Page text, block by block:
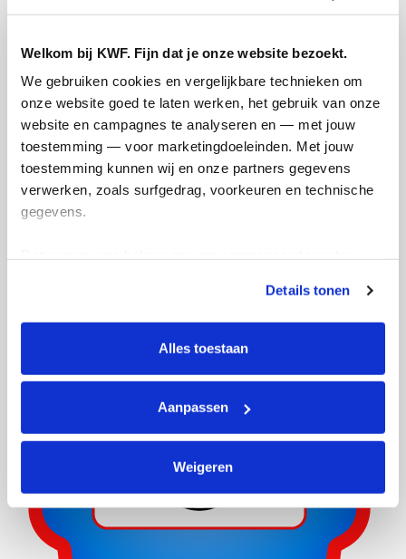
Welkom bij KWF. Fijn dat je onze website bezoekt.
We gebruiken cookies en vergelijkbare technieken om
onze website goed te laten werken, het gebruik van onze
website en campagnes te analyseren en — met jouw
toestemming — voor marketingdoeleinden. Met jouw
toestemming kunnen wij en onze partners gegevens
verwerken, zoals surfgedrag, voorkeuren en technische
gegevens.
tonen. Je kunt je toestemming op elk moment wijzigen of
intrekken via Cookie instellingen onderaan de pagina. De
lijst met cookies is te vinden in het tabblad “details”.
Details tonen
Alles toestaan
Aanpassen
Weigeren
Geld dat heel hard nodig is, want maar
de diagnose kanker. Sponsor mij en help
KWF met de financiering van belangrijk
onderzoek naar kanker. Voor alle bijdrage
groot of klein alvast heel erg bedankt!
Deel op